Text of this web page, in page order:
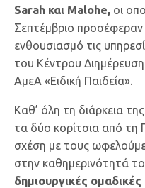
Sarah και Malohe, οι
Σεπτέμβριο
ενθουσιασμό τις
του Κέντρου
ΑμεΑ «Ειδική Παιδεία».
Καθ’ όλη τη διάρκεια
τα δύο κορίτσια από τη
σχέση με τους
στην καθημερινότητά
δημιουργικές